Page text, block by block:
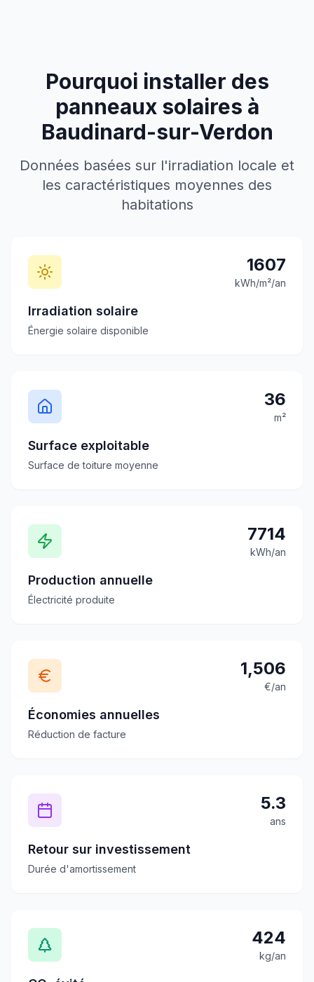
Pourquoi installer des
panneaux solaires à
Baudinard-sur-Verdon
Données basées sur l'irradiation locale et
les caractéristiques moyennes des
habitations
1607
kWh/m²/an
Irradiation solaire
Énergie solaire disponible
36
m²
Surface exploitable
Surface de toiture moyenne
7714
kWh/an
Production annuelle
Électricité produite
1,506
€/an
Économies annuelles
Réduction de facture
5.3
ans
Retour sur investissement
Durée d'amortissement
424
kg/an